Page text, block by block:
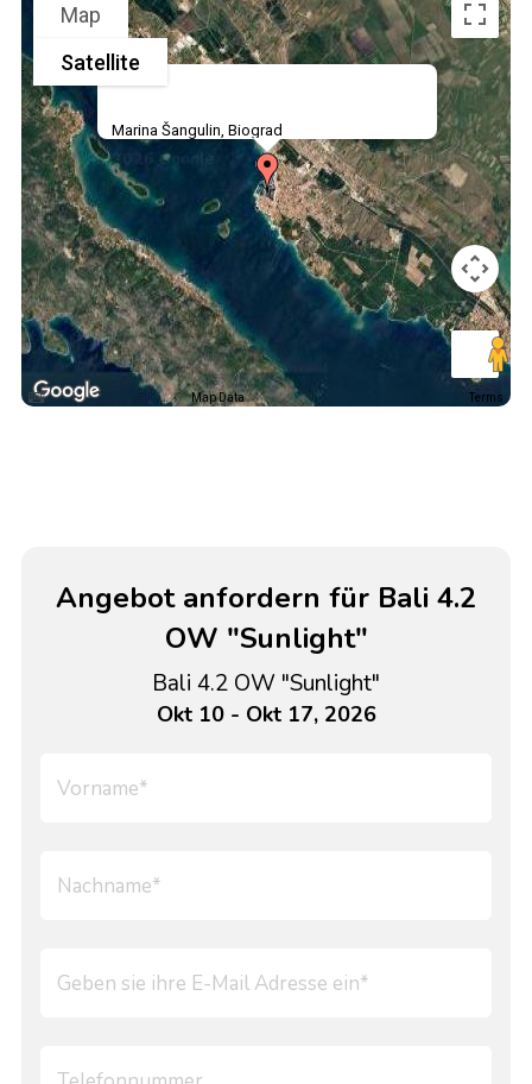
Marina Šangulin, Biograd
Map
Satellite
Map Data Terms
Angebot anfordern für Bali 4.2
OW "Sunlight"
Bali 4.2 OW "Sunlight"
Okt 10 - Okt 17, 2026